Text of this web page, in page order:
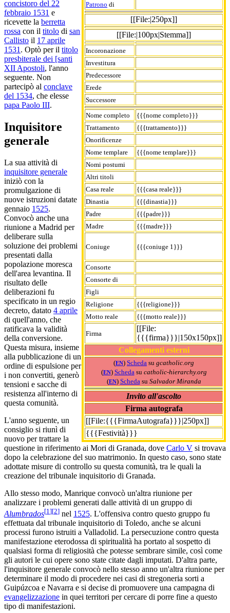
Patrono di
[[File:|250px]]
[[File:|100px|Stemma]]
Incoronazione
Investitura
Predecessore
Erede
Successore
Nome completo
{{{nome completo}}}
Trattamento
{{{trattamento}}}
Onorificenze
Nome templare
{{{nome templare}}}
Nomi postumi
Altri titoli
Casa reale
{{{casa reale}}}
Dinastia
{{{dinastia}}}
Padre
{{{padre}}}
Madre
{{{madre}}}
Coniuge {{{coniuge 1}}}
Consorte
Consorte di
Figli
Religione
{{{religione}}}
Motto reale
{{{motto reale}}}
Firma
[[File:
{{{firma}}}|150x150px]]
Collegamenti esterni
(EN) Scheda su gcatholic.org
(EN) Scheda su catholic-hierarchy.org
(EN) Scheda su Salvador Miranda
Invito all'ascolto
Firma autografa
[[File:{{{FirmaAutografa}}}|250px]]
{{{Festività}}}
concistoro del 22
febbraio 1531 e
ricevette la berretta
rossa con il titolo di san
Callisto il 17 aprile
1531 . Optò per il titolo
presbiterale dei [santi
XII Apostoli, l'anno
seguente. Non
partecipò al conclave
del 1534, che elesse
papa Paolo III.
Inquisitore
generale
La sua attività di
inquisitore generale
iniziò con la
promulgazione di
nuove istruzioni datate
gennaio 1525.
Convocò anche una
riunione a Madrid per
deliberare sulla
soluzione dei problemi
presentati dalla
popolazione moresca
dell'area levantina. Il
risultato delle
deliberazioni fu
specificato in un regio
decreto, datato 4 aprile
di quell'anno, che
ratificava la validità
della conversione.
Questa misura, insieme
alla pubblicazione di un
ordine di espulsione per
i non convertiti, generò
tensioni e sacche di
resistenza all'interno di
questa comunità.
L'anno seguente, un
consiglio si riunì di
nuovo per trattare la
questione in riferimento ai Mori di Granada, dove Carlo V si trovava
dopo la celebrazione del suo matrimonio. In questo caso, sono state
adottate misure di controllo su questa comunità, tra le quali la
creazione del tribunale inquisitorio di Granada.
Allo stesso modo, Manrique convocò un'altra riunione per
analizzare i problemi generati dalle attività di un gruppo di
Alumbrados[1 ][2] nel 1525. L'offensiva contro questo gruppo fu
effettuata dal tribunale inquisitorio di Toledo, anche se alcuni
processi furono istruiti a Valladolid. La persecuzione contro questa
manifestazione eterodossa di spiritualità ha portato al sospetto di
qualsiasi forma di religiosità che potesse sembrare simile, così come
gli autori le cui opere sono state citate dagli imputati. D'altra parte,
l'inquisitore generale convocò nello stesso anno un'altra riunione per
determinare il modo di procedere nei casi di stregoneria sorti a
Guipúzcoa e Navarra e si decise di promuovere una campagna di
evangelizzazione in quei territori per cercare di porre fine a questo
tipo di manifestazioni.